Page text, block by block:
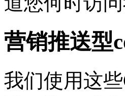
营销推送型
我们使用这些